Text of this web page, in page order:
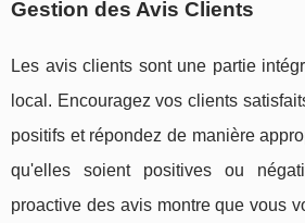
Gestion des Avis Clients
Les avis clients sont une partie
local. Encouragez vos clients
positifs et répondez de manière
qu'elles soient positives ou
proactive des avis montre que vous